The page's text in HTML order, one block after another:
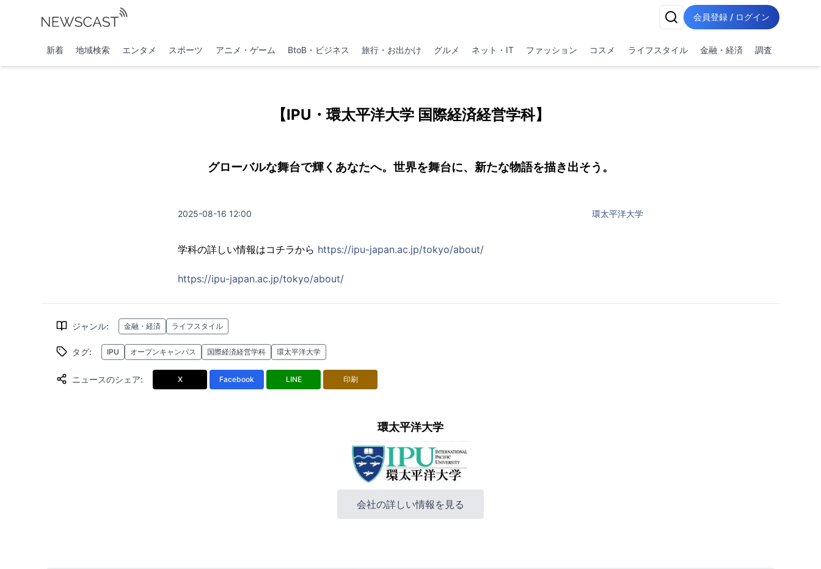
会員登録 / ログイン
新着 地域検索 エンタメ スポーツ アニメ・ゲーム BtoB・ビジネス 旅行・お出かけ グルメ ネット・IT ファッション コスメ ライフスタイル 金融・経済 調査
【IPU・環太平洋大学 国際経済経営学科】
グローバルな舞台で輝くあなたへ。世界を舞台に、新たな物語を描き出そう。
2025-08-16 12:00 環太平洋大学
学科の詳しい情報はコチラから https://ipu-japan.ac.jp/tokyo/about/
https://ipu-japan.ac.jp/tokyo/about/
ジャンル: 金融・経済 ライフスタイル
タグ: IPU オープンキャンパス 国際経済経営学科 環太平洋大学
ニュースのシェア: X Facebook LINE 印刷
環太平洋大学
会社の詳しい情報を見る